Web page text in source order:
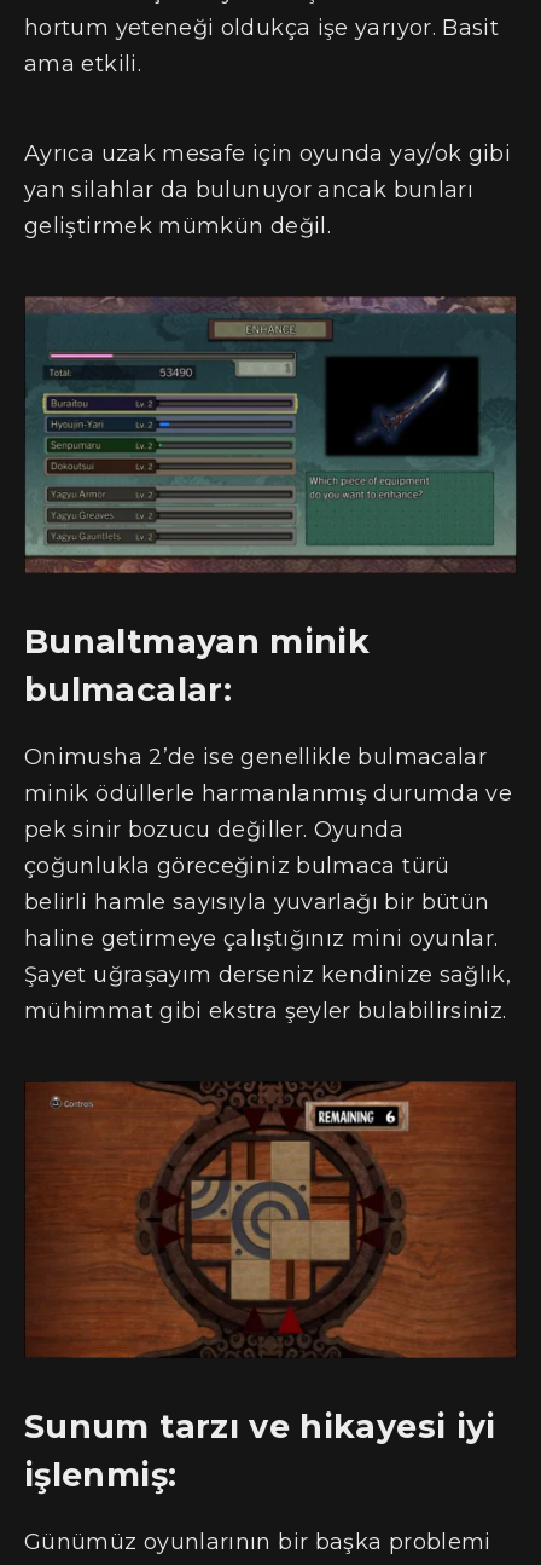
hortum yeteneği oldukça işe yarıyor. Basit
ama etkili.
Ayrıca uzak mesafe için oyunda yay/ok gibi
yan silahlar da bulunuyor ancak bunları
geliştirmek mümkün değil.
Bunaltmayan minik
bulmacalar:
Onimusha 2’de ise genellikle bulmacalar
minik ödüllerle harmanlanmış durumda ve
pek sinir bozucu değiller. Oyunda
çoğunlukla göreceğiniz bulmaca türü
belirli hamle sayısıyla yuvarlağı bir bütün
haline getirmeye çalıştığınız mini oyunlar.
Şayet uğraşayım derseniz kendinize sağlık,
mühimmat gibi ekstra şeyler bulabilirsiniz.
Sunum tarzı ve hikayesi iyi
işlenmiş:
Günümüz oyunlarının bir başka problemi